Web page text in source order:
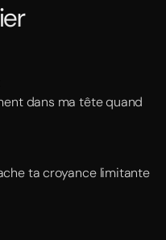
dans ma tête quand
ta croyance limitante